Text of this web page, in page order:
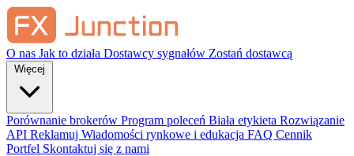
O nas Jak to działa Dostawcy sygnałów Zostań dostawcą
Porównanie brokerów Program poleceń Biała etykieta Rozwiązanie
API Reklamuj Wiadomości rynkowe i edukacja FAQ Cennik
Portfel Skontaktuj się z nami